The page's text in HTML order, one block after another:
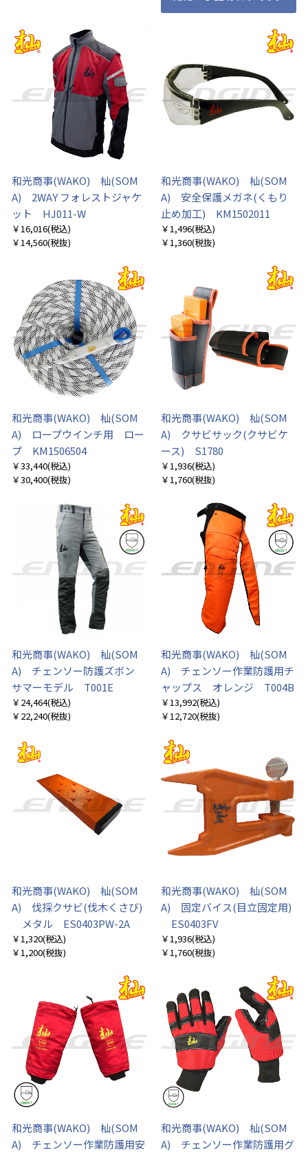
和光商事(WAKO) 杣(SOM
A) 2WAY フォレストジャケ
ット HJ011-W
￥16,016(税込)
￥14,560(税抜)
和光商事(WAKO) 杣(SOM
A) 安全保護メガネ(くもり
止め加工) KM1502011
￥1,496(税込)
￥1,360(税抜)
和光商事(WAKO) 杣(SOM
A) ロープウインチ用 ロー
プ KM1506504
￥33,440(税込)
￥30,400(税抜)
和光商事(WAKO) 杣(SOM
A) クサビサック(クサビケ
ース) S1780
￥1,936(税込)
￥1,760(税抜)
和光商事(WAKO) 杣(SOM
A) チェンソー防護ズボン
サマーモデル T001E
￥24,464(税込)
￥22,240(税抜)
和光商事(WAKO) 杣(SOM
A) チェンソー作業防護用チ
ャップス オレンジ T004B
￥13,992(税込)
￥12,720(税抜)
和光商事(WAKO) 杣(SOM
A) 伐採クサビ(伐木くさび)
メタル ES0403PW-2A
￥1,320(税込)
￥1,200(税抜)
和光商事(WAKO) 杣(SOM
A) 固定バイス(目立固定用)
ES0403FV
￥1,936(税込)
￥1,760(税抜)
和光商事(WAKO) 杣(SOM
A) チェンソー作業防護用安
和光商事(WAKO) 杣(SOM
A) チェンソー作業防護用グ
お買い物を続ける カートへ進む